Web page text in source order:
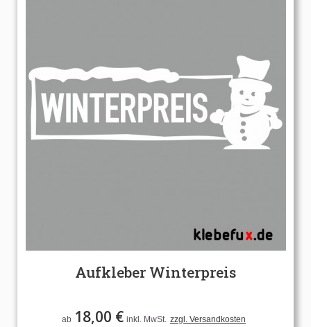
Aufkleber Winterpreis
ab 18,00 € inkl. MwSt. zzgl. Versandkosten